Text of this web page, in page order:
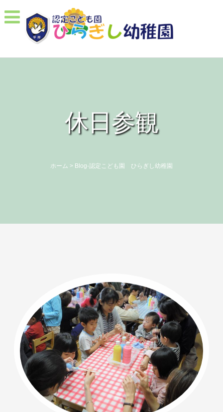
休日参観
ホーム > Blog-認定こども園 ひらぎし幼稚園